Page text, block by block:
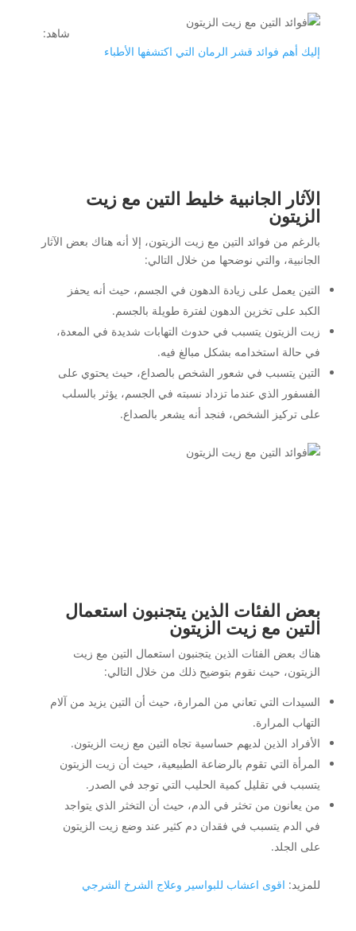
شاهد:
إليك أهم فوائد قشر الرمان التي اكتشفها الأطباء
الآثار الجانبية خليط التين مع زيت
الزيتون
بالرغم من فوائد التين مع زيت الزيتون، إلا أنه هناك بعض الآثار
الجانبية، والتي نوضحها من خلال التالي:
التين يعمل على زيادة الدهون في الجسم، حيث أنه يحفز
الكبد على تخزين الدهون لفترة طويلة بالجسم.
زيت الزيتون يتسبب في حدوث التهابات شديدة في المعدة،
في حالة استخدامه بشكل مبالغ فيه.
التين يتسبب في شعور الشخص بالصداع، حيث يحتوي على
الفسفور الذي عندما تزداد نسبته في الجسم، يؤثر بالسلب
على تركيز الشخص، فنجد أنه يشعر بالصداع.
بعض الفئات الذين يتجنبون استعمال
التين مع زيت الزيتون
هناك بعض الفئات الذين يتجنبون استعمال التين مع زيت
الزيتون، حيث نقوم بتوضيح ذلك من خلال التالي:
السيدات التي تعاني من المرارة، حيث أن التين يزيد من آلام
التهاب المرارة.
الأفراد الذين لديهم حساسية تجاه التين مع زيت الزيتون.
المرأة التي تقوم بالرضاعة الطبيعية، حيث أن زيت الزيتون
يتسبب في تقليل كمية الحليب التي توجد في الصدر.
من يعانون من تخثر في الدم، حيث أن التخثر الذي يتواجد
في الدم يتسبب في فقدان دم كثير عند وضع زيت الزيتون
على الجلد.
للمزيد: اقوى اعشاب للبواسير وعلاج الشرخ الشرجي